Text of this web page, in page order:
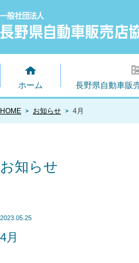
ホーム 長野県自動車販
HOME お知らせ 4月
お知らせ
2023.05.25
4月